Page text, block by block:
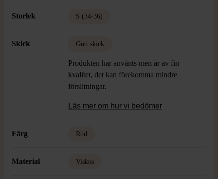
Storlek S (34-36)
Skick Gott skick
Produkten har använts men är av fin
kvalitet, det kan förekomma mindre
förslitningar.
Läs mer om hur vi bedömer
Färg Röd
Material Viskos